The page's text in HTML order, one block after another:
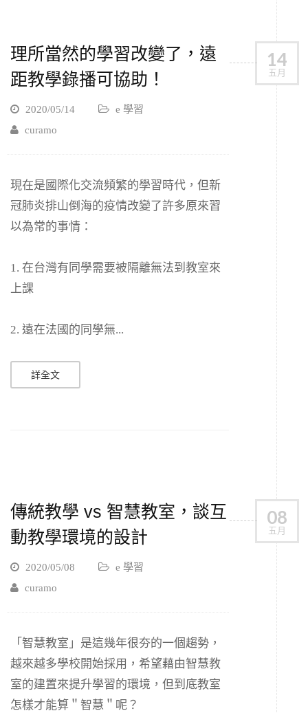
14
五月
理所當然的學習改變了，遠
距教學錄播可協助！
2020/05/14
e 學習
curamo
現在是國際化交流頻繁的學習時代，但新
冠肺炎排山倒海的疫情改變了許多原來習
以為常的事情：
1. 在台灣有同學需要被隔離無法到教室來
上課
2. 遠在法國的同學無...
詳全文
08
五月
傳統教學 vs 智慧教室，談互
動教學環境的設計
2020/05/08
e 學習
curamo
「智慧教室」是這幾年很夯的一個趨勢，
越來越多學校開始採用，希望藉由智慧教
室的建置來提升學習的環境，但到底教室
怎樣才能算＂智慧＂呢？